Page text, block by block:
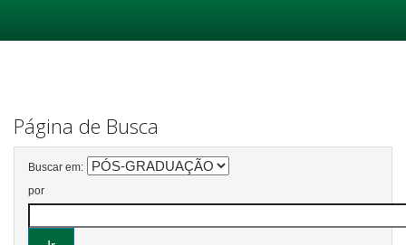
Página de Busca
Buscar em:
por